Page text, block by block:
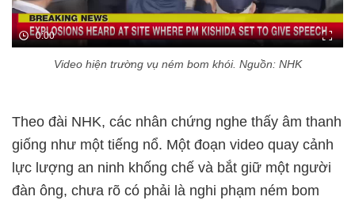
0:00
Video hiện trường vụ ném bom khói. Nguồn: NHK
Theo đài NHK, các nhân chứng nghe thấy âm thanh
giống như một tiếng nổ. Một đoạn video quay cảnh
lực lượng an ninh khống chế và bắt giữ một người
đàn ông, chưa rõ có phải là nghi phạm ném bom